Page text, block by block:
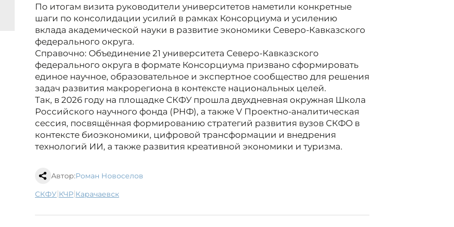
По итогам визита руководители университетов наметили конкретные
шаги по консолидации усилий в рамках Консорциума и усилению
вклада академической науки в развитие экономики Северо-Кавказского
федерального округа.
Справочно: Объединение 21 университета Северо-Кавказского
федерального округа в формате Консорциума призвано сформировать
единое научное, образовательное и экспертное сообщество для решения
задач развития макрорегиона в контексте национальных целей.
Так, в 2026 году на площадке СКФУ прошла двухдневная окружная Школа
Российского научного фонда (РНФ), а также V Проектно-аналитическая
сессия, посвящённая формированию стратегий развития вузов СКФО в
контексте биоэкономики, цифровой трансформации и внедрения
технологий ИИ, а также развития креативной экономики и туризма.
Автор:Роман Новоселов
СКФУ| КЧР| Карачаевск